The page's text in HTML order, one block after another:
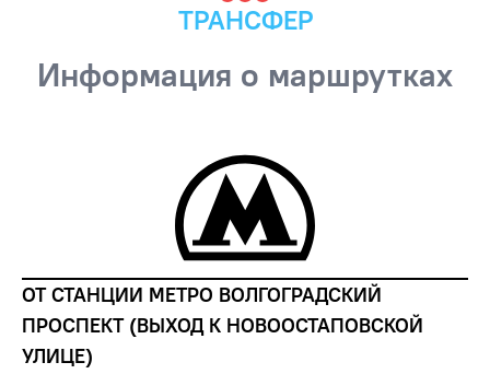
ТРАНСФЕР
Информация о маршрутках
ОТ СТАНЦИИ МЕТРО ВОЛГОГРАДСКИЙ
ПРОСПЕКТ (ВЫХОД К НОВООСТАПОВСКОЙ
УЛИЦЕ)